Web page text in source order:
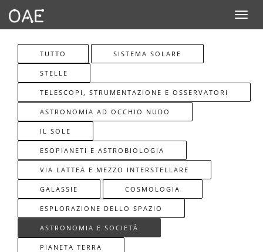
Toggle
TUTTO SISTEMA SOLARE
STELLE
TELESCOPI, STRUMENTAZIONE E OSSERVATORI
ASTRONOMIA AD OCCHIO NUDO
IL SOLE
ESOPIANETI E ASTROBIOLOGIA
VIA LATTEA E MEZZO INTERSTELLARE
GALASSIE COSMOLOGIA
ESPLORAZIONE DELLO SPAZIO
ASTRONOMIA E SOCIETÀ
PIANETA TERRA